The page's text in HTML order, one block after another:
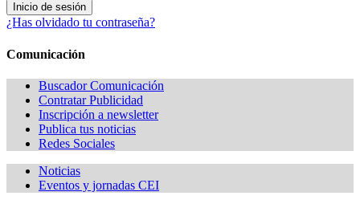
¿Has olvidado tu contraseña?
Comunicación
Buscador Comunicación
Contratar Publicidad
Inscripción a newsletter
Publica tus noticias
Redes Sociales
Noticias
Eventos y jornadas CEI